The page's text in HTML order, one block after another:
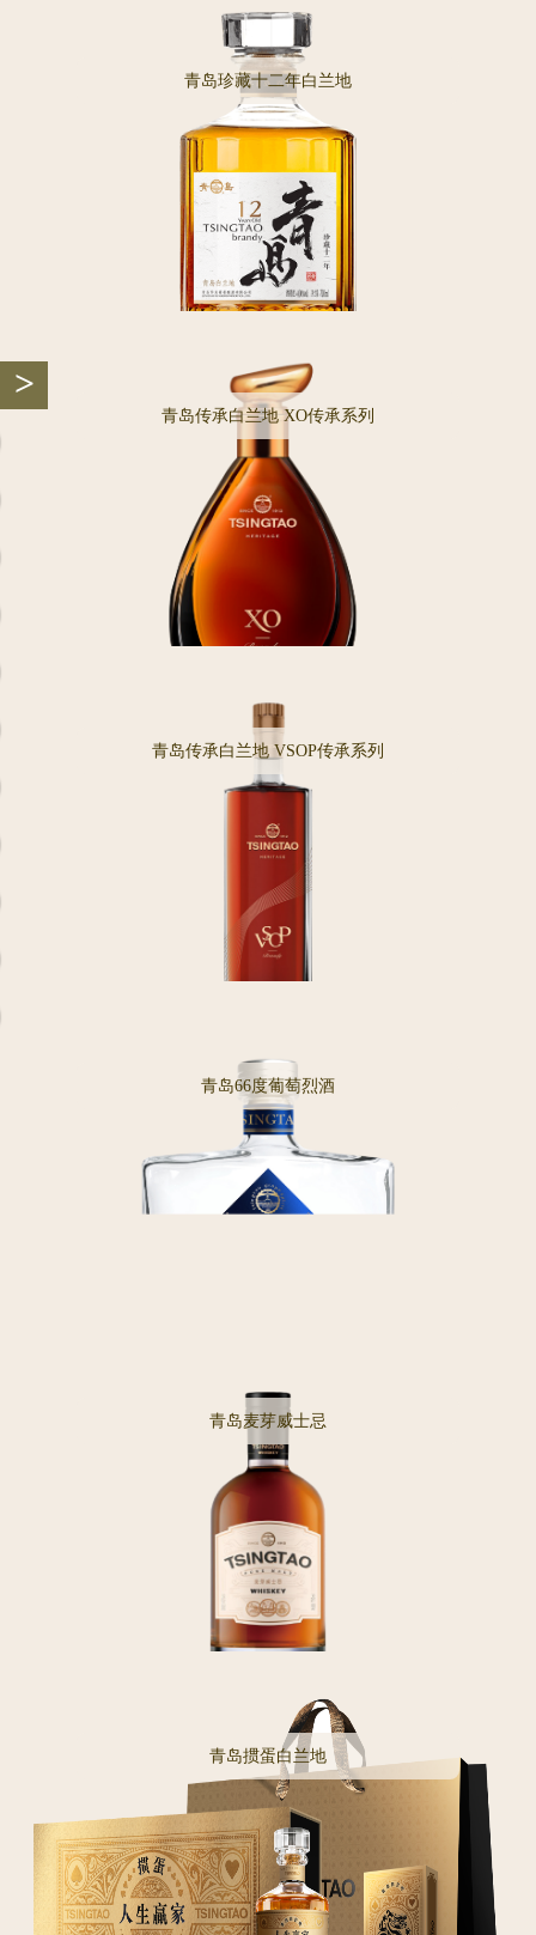
>
青岛珍藏十二年白兰地
青岛传承白兰地 XO传承系列
青岛传承白兰地 VSOP传承系列
青岛66度葡萄烈酒
青岛麦芽威士忌
青岛掼蛋白兰地